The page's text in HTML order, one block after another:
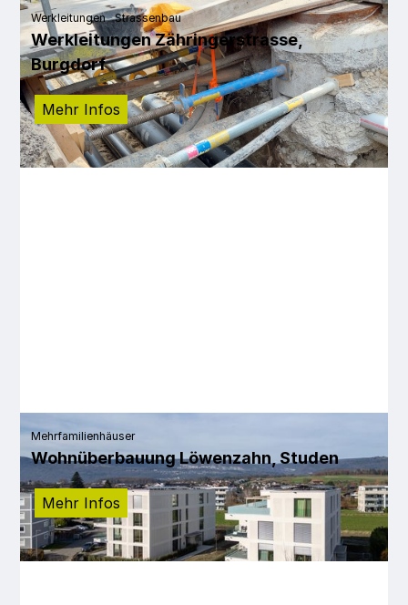
Werkleitungen Strassenbau
Werkleitungen Zähringerstrasse,
Burgdorf
Mehr Infos
Mehrfamilienhäuser
Wohnüberbauung Löwenzahn, Studen
Mehr Infos